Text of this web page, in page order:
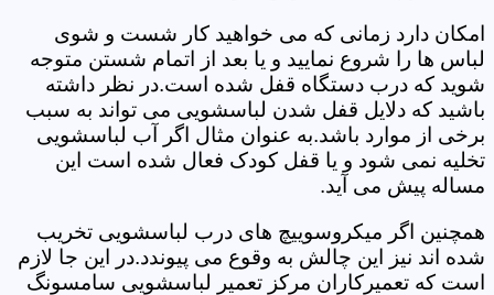
امکان دارد زمانی که می خواهید کار شست و شوی
لباس ها را شروع نمایید و یا بعد از اتمام شستن متوجه
شوید که درب دستگاه قفل شده است.در نظر داشته
باشید که دلایل قفل شدن لباسشویی می تواند به سبب
برخی از موارد باشد.به عنوان مثال اگر آب لباسشویی
تخلیه نمی شود و یا قفل کودک فعال شده است این
مساله پیش می آید.
همچنین اگر میکروسوییچ های درب لباسشویی تخریب
شده اند نیز این چالش به وقوع می پیوندد.در این جا لازم
است که تعمیرکاران مرکز تعمیر لباسشویی سامسونگ